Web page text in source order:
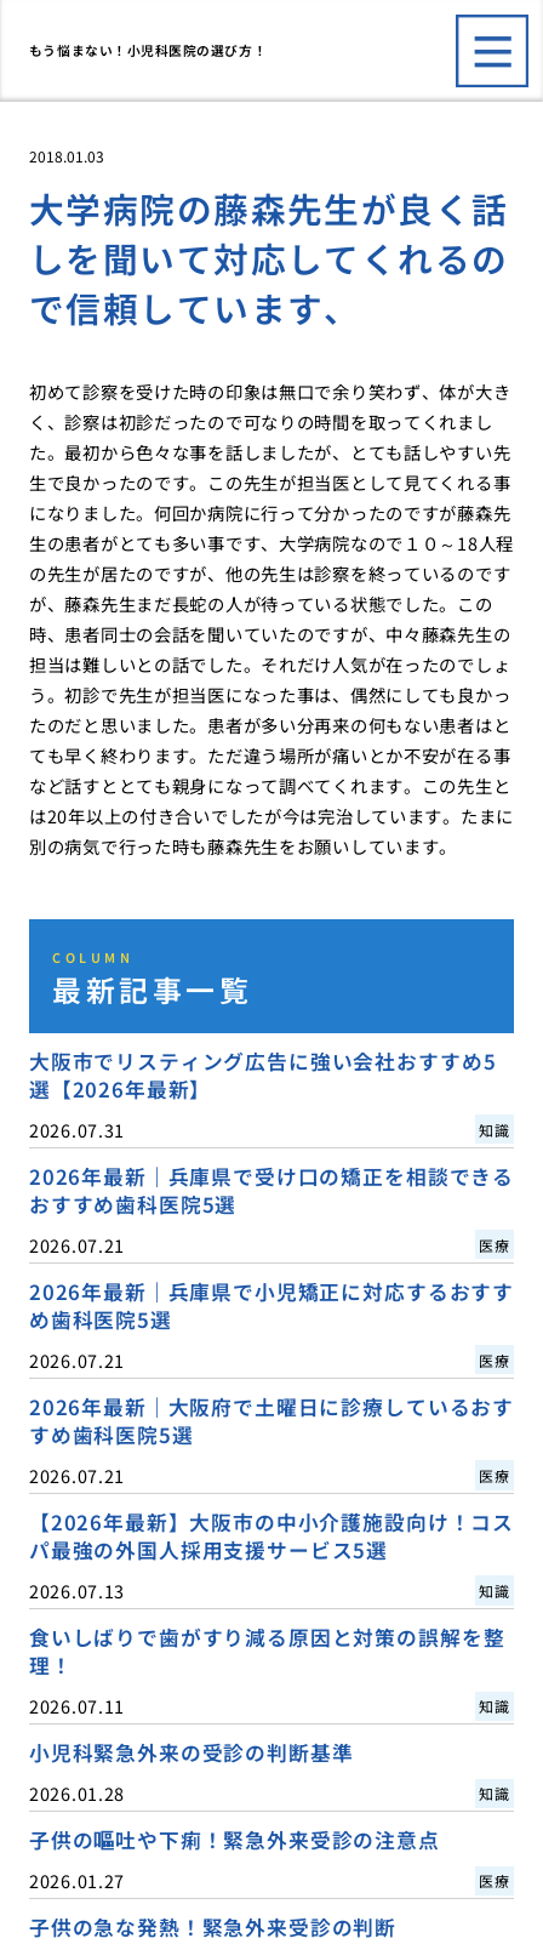
もう悩まない！小児科医院の選び方！
2018.01.03
大学病院の藤森先生が良く話
しを聞いて対応してくれるの
で信頼しています、
初めて診察を受けた時の印象は無口で余り笑わず、体が大き
く、診察は初診だったので可なりの時間を取ってくれまし
た。最初から色々な事を話しましたが、とても話しやすい先
生で良かったのです。この先生が担当医として見てくれる事
になりました。何回か病院に行って分かったのですが藤森先
生の患者がとても多い事です、大学病院なので１０～18人程
の先生が居たのですが、他の先生は診察を終っているのです
が、藤森先生まだ長蛇の人が待っている状態でした。この
時、患者同士の会話を聞いていたのですが、中々藤森先生の
担当は難しいとの話でした。それだけ人気が在ったのでしょ
う。初診で先生が担当医になった事は、偶然にしても良かっ
たのだと思いました。患者が多い分再来の何もない患者はと
ても早く終わります。ただ違う場所が痛いとか不安が在る事
など話すととても親身になって調べてくれます。この先生と
は20年以上の付き合いでしたが今は完治しています。たまに
別の病気で行った時も藤森先生をお願いしています。
COLUMN
最新記事一覧
大阪市でリスティング広告に強い会社おすすめ5
選【2026年最新】
2026.07.31 知識
2026年最新｜兵庫県で受け口の矯正を相談できる
おすすめ歯科医院5選
2026.07.21 医療
2026年最新｜兵庫県で小児矯正に対応するおすす
め歯科医院5選
2026.07.21 医療
2026年最新｜大阪府で土曜日に診療しているおす
すめ歯科医院5選
2026.07.21 医療
【2026年最新】大阪市の中小介護施設向け！コス
パ最強の外国人採用支援サービス5選
2026.07.13 知識
食いしばりで歯がすり減る原因と対策の誤解を整
理！
2026.07.11 知識
小児科緊急外来の受診の判断基準
2026.01.28 知識
子供の嘔吐や下痢！緊急外来受診の注意点
2026.01.27 医療
子供の急な発熱！緊急外来受診の判断